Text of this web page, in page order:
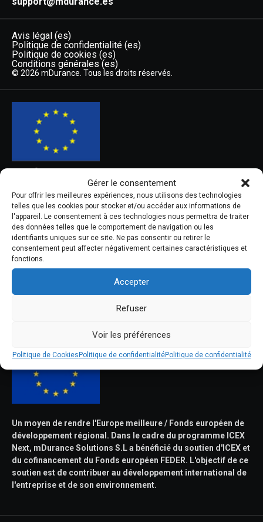
Gérer le consentement
Pour offrir les meilleures expériences, nous utilisons des technologies
telles que les cookies pour stocker et/ou accéder aux informations de
l'appareil. Le consentement à ces technologies nous permettra de traiter
des données telles que le comportement de navigation ou les
identifiants uniques sur ce site. Ne pas consentir ou retirer le
consentement peut affecter négativement certaines caractéristiques et
fonctions.
Accepter
Refuser
Voir les préférences
Politique de Cookies Politique de confidentialitéPolitique de confidentialité
Avis légal (es)
Politique de confidentialité (es)
Politique de cookies (es)
Conditions générales (es)
© 2026 mDurance. Tous les droits réservés.
MDURANCE SOLUTIONS SL a bénéficié du Fonds européen de
développement régional dans le but d'améliorer l'utilisation et la
qualité des technologies de l'information et de la communication
et l'accès à celles-ci. Grâce à cela, elle a développé un SITE WEB
CORPORATIF pour améliorer la compétitivité et la productivité de
l'entreprise. Cette action a eu lieu lors de l'appel à projets 2022
(année 2022-2023). Pour ce faire, elle a bénéficié du soutien du
programme TicCámaras de la Chambre de commerce de
Grenade.
Fond Européen du Développement Régional
Un moyen de rendre l'Europe meilleure / Fonds européen de
développement régional. Dans le cadre du programme ICEX
Next, mDurance Solutions S.L a bénéficié du soutien d'ICEX et
du cofinancement du Fonds européen FEDER. L'objectif de ce
soutien est de contribuer au développement international de
l'entreprise et de son environnement.